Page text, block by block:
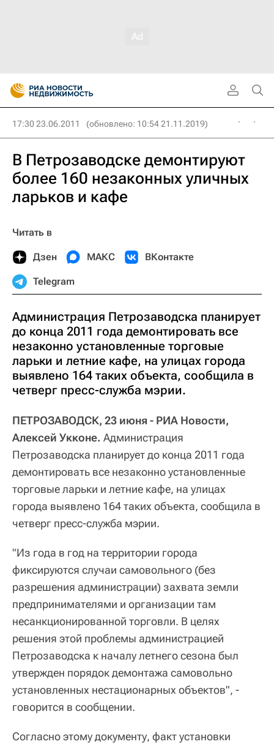
17:30 23.06.2011 (обновлено: 10:54 21.11.2019)
В Петрозаводске демонтируют
более 160 незаконных уличных
ларьков и кафе
Читать в
Дзен МАКС ВКонтакте
Telegram
Администрация Петрозаводска планирует
до конца 2011 года демонтировать все
незаконно установленные торговые
ларьки и летние кафе, на улицах города
выявлено 164 таких объекта, сообщила в
четверг пресс-служба мэрии.
ПЕТРОЗАВОДСК, 23 июня - РИА Новости,
Алексей Укконе. Администрация
Петрозаводска планирует до конца 2011 года
демонтировать все незаконно установленные
торговые ларьки и летние кафе, на улицах
города выявлено 164 таких объекта, сообщила в
четверг пресс-служба мэрии.
"Из года в год на территории города
фиксируются случаи самовольного (без
разрешения администрации) захвата земли
предпринимателями и организации там
несанкционированной торговли. В целях
решения этой проблемы администрацией
Петрозаводска к началу летнего сезона был
утвержден порядок демонтажа самовольно
установленных нестационарных объектов", -
говорится в сообщении.
Согласно этому документу, факт установки